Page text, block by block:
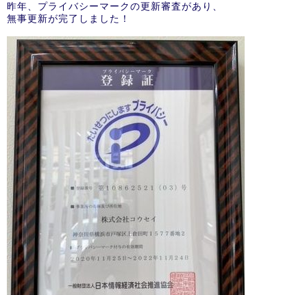
昨年、プライバシーマークの更新審査があり、
無事更新が完了しました！